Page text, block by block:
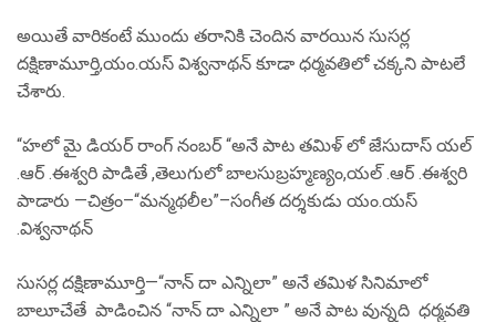
అయితే వారికంటే ముందు తరానికి చెందిన వారయిన సుసర్ల
దక్షిణామూర్తి,యం.యస్ విశ్వనాథన్ కూడా ధర్మవతిలో చక్కని పాటలే
చేశారు.
“హలో మై డియర్ రాంగ్ నంబర్ “అనే పాట తమిళ్ లో జేసుదాస్ యల్
.ఆర్ .ఈశ్వరి పాడితే ,తెలుగులో బాలసుబ్రహ్మణ్యం,యల్ .ఆర్ .ఈశ్వరి
పాడారు —చిత్రం–“మన్మథలీల”–సంగీత దర్శకుడు యం.యస్
.విశ్వనాథన్
సుసర్ల దక్షిణామూర్తి—“నాన్ దా ఎన్నిలా” అనే తమిళ సినిమాలో
బాలూచేతే పాడించిన “నాన్ దా ఎన్నిలా ” అనే పాట వున్నది ధర్మవతి